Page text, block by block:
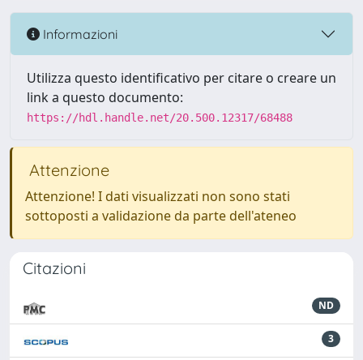
Informazioni
Utilizza questo identificativo per citare o creare un
link a questo documento:
https://hdl.handle.net/20.500.12317/68488
Attenzione
Attenzione! I dati visualizzati non sono stati
sottoposti a validazione da parte dell'ateneo
Citazioni
ND
3